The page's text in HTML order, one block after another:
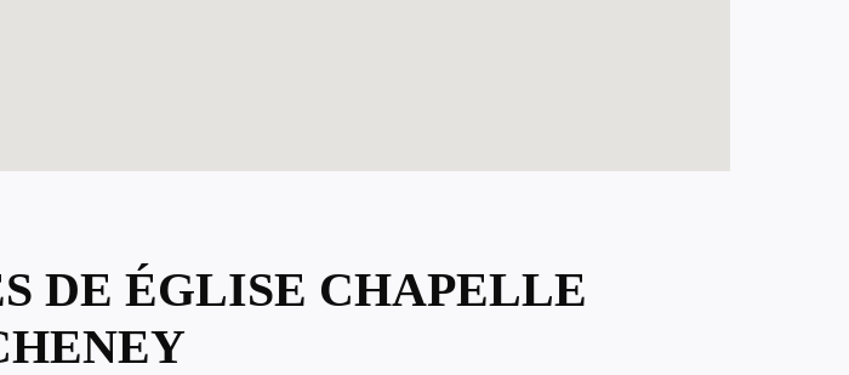
DE ÉGLISE CHAPELLE